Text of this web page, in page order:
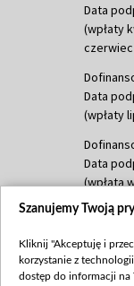
Data
(wpłaty
czerwiec
Data
(wpłaty
Data
(wpłata
(wpłata
mln,
Szanujemy Twoją
Kliknij "Akceptuję i
korzystanie z
dostęp do informacji na